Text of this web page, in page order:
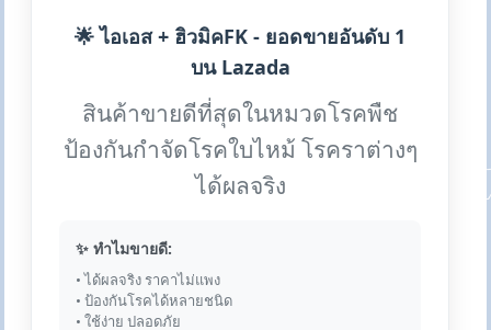
🌟 ไอเอส + ฮิวมิคFK - ยอดขายอันดับ 1
บน Lazada
สินค้าขายดีที่สุดในหมวดโรคพืช
ป้องกันกำจัดโรคใบไหม้ โรคราต่างๆ
ได้ผลจริง
✨ ทำไมขายดี:
• ได้ผลจริง ราคาไม่แพง
• ป้องกันโรคได้หลายชนิด
• ใช้ง่าย ปลอดภัย